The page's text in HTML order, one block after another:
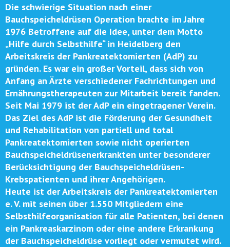
Die schwierige Situation nach einer
Bauchspeicheldrüsen Operation brachte im Jahre
1976 Betroffene auf die Idee, unter dem Motto
„Hilfe durch Selbsthilfe“ in Heidelberg den
Arbeitskreis der Pankreatektomierten (AdP) zu
gründen. Es war ein großer Vorteil, dass sich von
Anfang an Ärzte verschiedener Fachrichtungen und
Ernährungstherapeuten zur Mitarbeit bereit fanden.
Seit Mai 1979 ist der AdP ein eingetragener Verein.
Das Ziel des AdP ist die Förderung der Gesundheit
und Rehabilitation von partiell und total
Pankreatektomierten sowie nicht operierten
Bauchspeicheldrüsenerkrankten unter besonderer
Berücksichtigung der Bauchspeicheldrüsen-
Krebspatienten und ihrer Angehörigen.
Heute ist der Arbeitskreis der Pankreatektomierten
e. V. mit seinen über 1.550 Mitgliedern eine
Selbsthilfeorganisation für alle Patienten, bei denen
ein Pankreaskarzinom oder eine andere Erkrankung
der Bauchspeicheldrüse vorliegt oder vermutet wird.